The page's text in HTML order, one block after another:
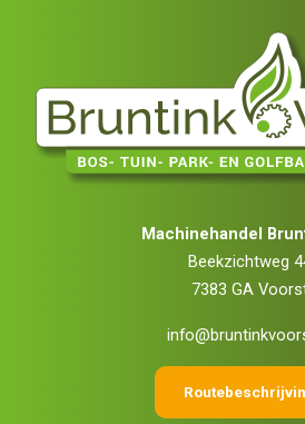
Machinehandel
Beekzichtweg
7383 GA